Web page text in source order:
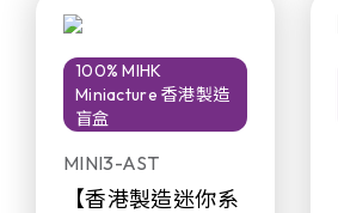
100% MIHK
Miniacture 香港製造
盲盒
MINI3-AST
【香港製造迷你系